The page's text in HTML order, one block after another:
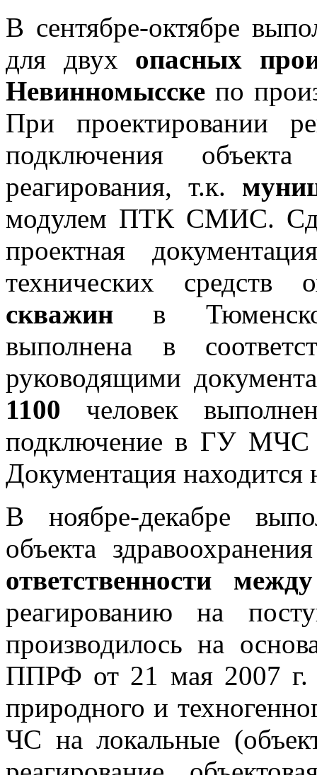
В сентябре-октябре
для двух опасных
Невинномысске по
При проектировании
подключения
реагирования, т.к.
модулем ПТК СМИС.
проектная
технических
скважин в
выполнена в
руководящими
1100 человек
подключение в ГУ МЧС
Документация находится
В ноябре-декабре
объекта
ответственности
реагированию на
производилось на
ППРФ от 21 мая 2007
природного и
ЧС на локальные